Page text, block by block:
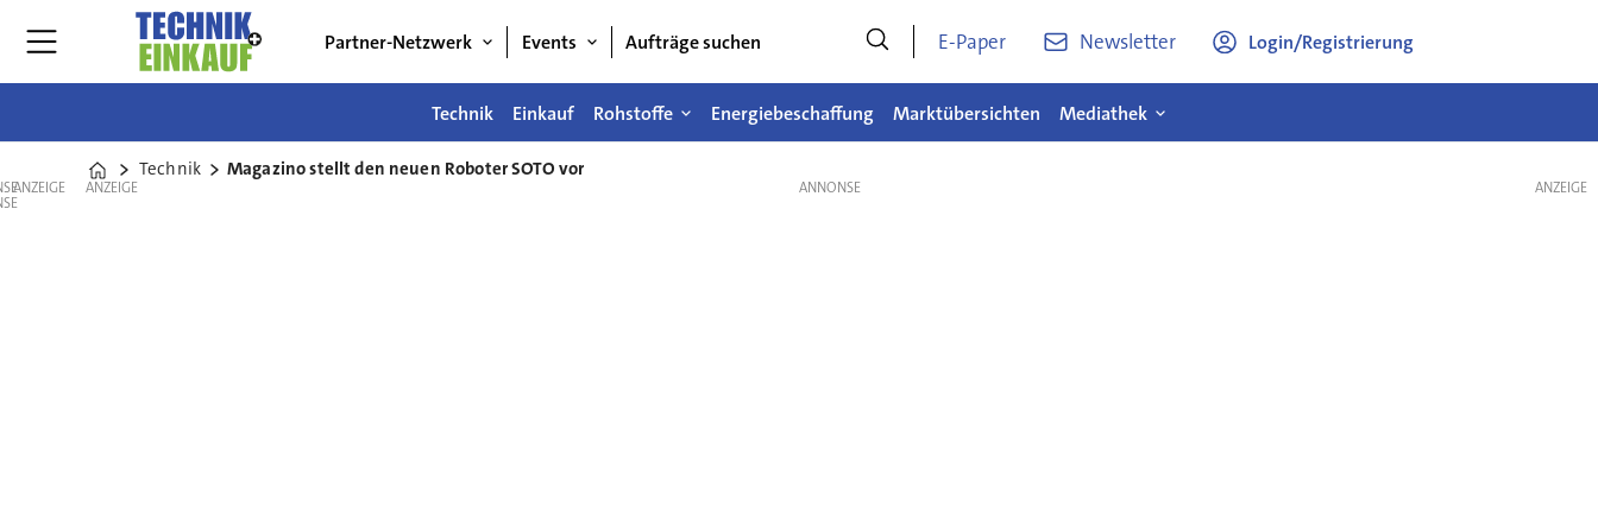
Partner-Netzwerk Events Aufträge suchen E-Paper Newsletter Login/Registrierung
Technik Einkauf Rohstoffe Energiebeschaffung Marktübersichten Mediathek
Home
Technik Magazino stellt den neuen Roboter SOTO vor
ANZEIGE ANZEIGE ANZEIGE